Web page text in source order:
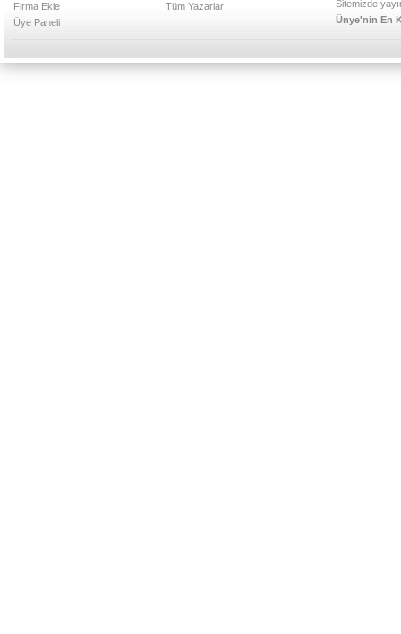
Firma Ekle
Tüm Yazarlar
Üye Paneli
Sitemizde
Ünye'nin En